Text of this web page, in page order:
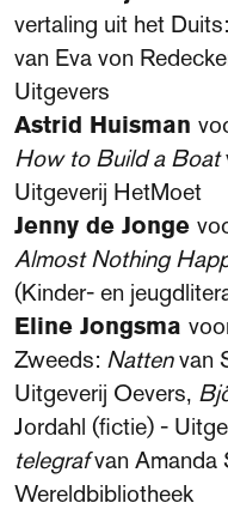
vertaling uit het Duits:
van Eva von
Uitgevers
Astrid Huisman
How to Build a Boat
Uitgeverij HetMoet
Jenny de Jonge
Almost Nothing
(Kinder- en
Eline Jongsma
Zweeds: Nattenvan
Uitgeverij Oevers,
Jordahl (fictie) -
telegrafvan Amanda
Wereldbibliotheek